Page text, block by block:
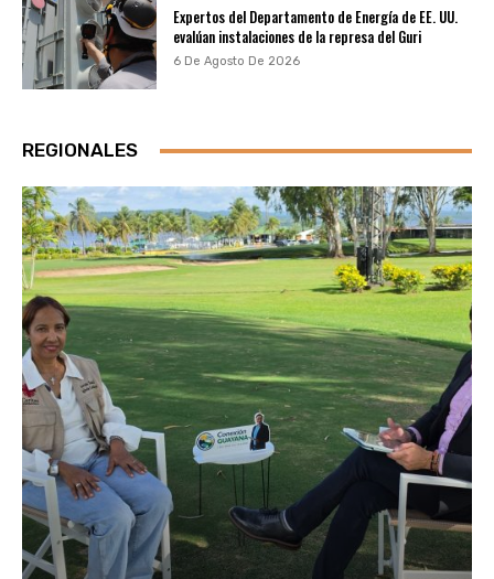
Expertos del Departamento de Energía de EE. UU.
evalúan instalaciones de la represa del Guri
6 De Agosto De 2026
REGIONALES